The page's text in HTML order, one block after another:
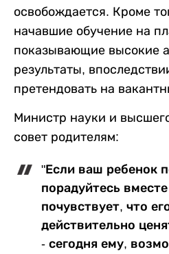
освобождается. Кроме
начавшие обучение на
показывающие высокие
результаты,
претендовать на
Министр науки и
совет родителям:
"Если ваш ребенок
порадуйтесь
почувствует, что
действительно
- сегодня ему,